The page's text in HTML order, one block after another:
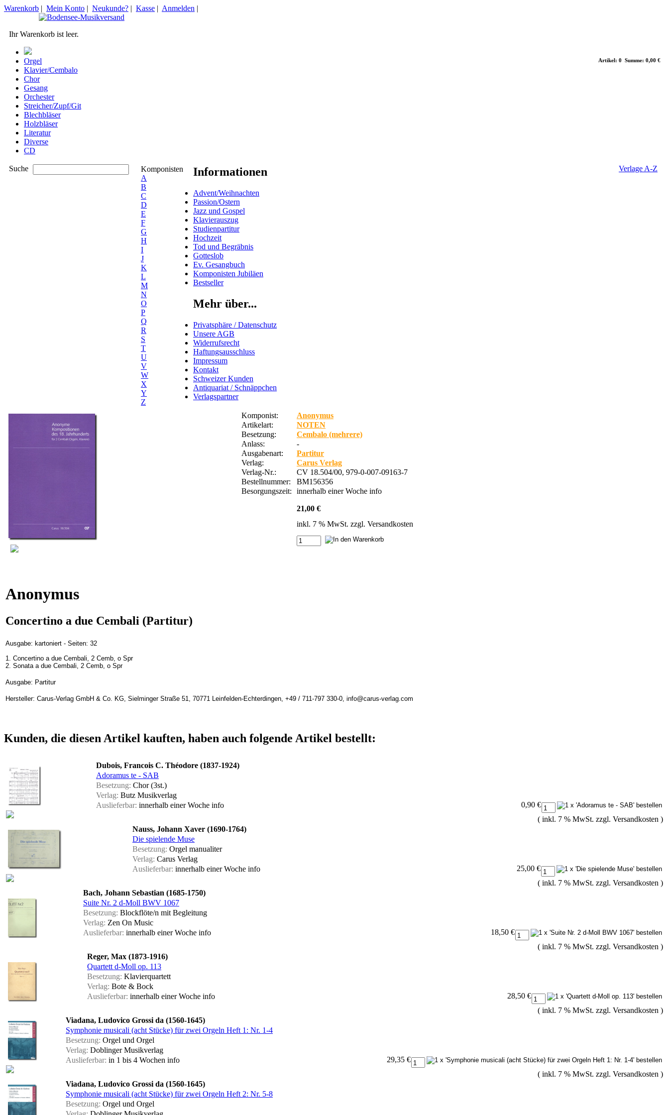
Artikel: 0 Summe: 0,00 €
Warenkorb | Mein Konto | Neukunde? | Kasse | Anmelden |
Ihr Warenkorb ist leer.
Orgel
Klavier/Cembalo
Chor
Gesang
Orchester
Streicher/Zupf/Git
Blechbläser
Holzbläser
Literatur
Diverse
CD
Suche
Komponisten
A
B
C
D
E
F
G
H
I
J
K
L
M
N
O
P
Q
R
S
T
U
V
W
X
Y
Z
Verlage A-Z
Informationen
Advent/Weihnachten
Passion/Ostern
Jazz und Gospel
Klavierauszug
Studienpartitur
Hochzeit
Tod und Begräbnis
Gotteslob
Ev. Gesangbuch
Komponisten Jubiläen
Bestseller
Mehr über...
Privatsphäre / Datenschutz
Unsere AGB
Widerrufsrecht
Haftungsausschluss
Impressum
Kontakt
Schweizer Kunden
Antiquariat / Schnäppchen
Verlagspartner
Komponist:
Anonymus
Artikelart:
NOTEN
Besetzung:
Cembalo (mehrere)
Anlass:
-
Ausgabenart:
Partitur
Verlag:
Carus Verlag
Verlag-Nr.:
CV 18.504/00, 979-0-007-09163-7
Bestellnummer:
BM156356
Besorgungszeit:
innerhalb einer Woche info
21,00 €
inkl. 7 % MwSt. zzgl. Versandkosten
Anonymus
Concertino a due Cembali (Partitur)
Ausgabe: kartoniert - Seiten: 32
1. Concertino a due Cembali, 2 Cemb, o Spr
2. Sonata a due Cembali, 2 Cemb, o Spr
Ausgabe: Partitur
Hersteller: Carus-Verlag GmbH & Co. KG, Sielminger Straße 51, 70771 Leinfelden-Echterdingen, +49 / 711-797 330-0, info@carus-verlag.com
Kunden, die diesen Artikel kauften, haben auch folgende Artikel bestellt:
Dubois, Francois C. Théodore (1837-1924)
Adoramus te - SAB
Besetzung: Chor (3st.)
Verlag: Butz Musikverlag
Auslieferbar: innerhalb einer Woche info
0,90 €
( inkl. 7 % MwSt. zzgl. Versandkosten )
Nauss, Johann Xaver (1690-1764)
Die spielende Muse
Besetzung: Orgel manualiter
Verlag: Carus Verlag
Auslieferbar: innerhalb einer Woche info
25,00 €
( inkl. 7 % MwSt. zzgl. Versandkosten )
Bach, Johann Sebastian (1685-1750)
Suite Nr. 2 d-Moll BWV 1067
Besetzung: Blockflöte/n mit Begleitung
Verlag: Zen On Music
Auslieferbar: innerhalb einer Woche info
18,50 €
( inkl. 7 % MwSt. zzgl. Versandkosten )
Reger, Max (1873-1916)
Quartett d-Moll op. 113
Besetzung: Klavierquartett
Verlag: Bote & Bock
Auslieferbar: innerhalb einer Woche info
28,50 €
( inkl. 7 % MwSt. zzgl. Versandkosten )
Viadana, Ludovico Grossi da (1560-1645)
Symphonie musicali (acht Stücke) für zwei Orgeln Heft 1: Nr. 1-4
Besetzung: Orgel und Orgel
Verlag: Doblinger Musikverlag
Auslieferbar: in 1 bis 4 Wochen info
29,35 €
( inkl. 7 % MwSt. zzgl. Versandkosten )
Viadana, Ludovico Grossi da (1560-1645)
Symphonie musicali (acht Stücke) für zwei Orgeln Heft 2: Nr. 5-8
Besetzung: Orgel und Orgel